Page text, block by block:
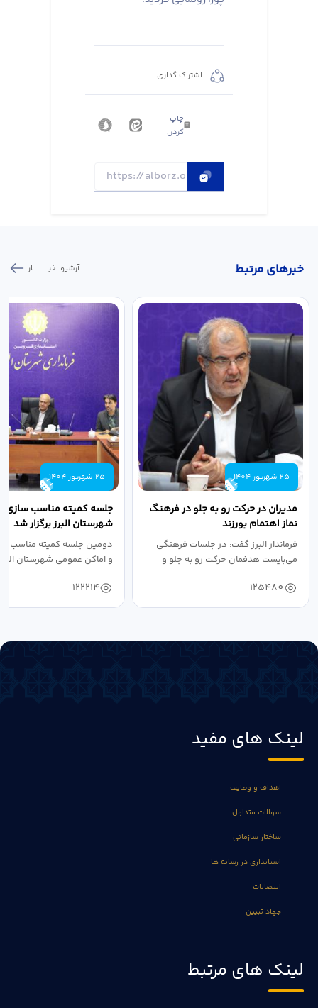
اشتراک گذاری
چاپ
کردن
خبر‌های مرتبط آرشیو اخبـــــــــــار
25 شهریور 1404
مدیران در حرکت رو به جلو در فرهنگ
نماز اهتمام بورزند
فرماندار البرز گفت: در جلسات فرهنگی
می‌بایست هدفمان حرکت رو به جلو و
125480
25 شهریور 1404
جلسه کمیته مناسب سازی
شهرستان البرز برگزار شد
دومین جلسه کمیته مناسب
و اماکن عمومی شهرستان
122214
لینک های مفید
اهداف و وظایف
سوالات متداول
ساختار سازمانی
استانداری در رسانه ها
انتصابات
جهاد تبیین
لینک های مرتبط